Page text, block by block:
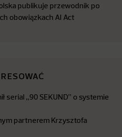
publikuje przewodnik po
obowiązkach AI Act
serial „90 SEKUND” o systemie
partnerem Krzysztofa